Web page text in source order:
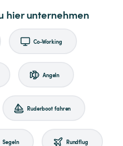
hier unternehmen
Co-Working
Angeln
Ruderboot fahren
Segeln Rundflug